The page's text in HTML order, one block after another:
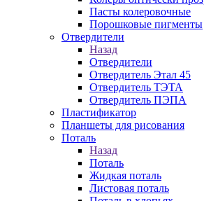
Пасты колеровочные
Порошковые пигменты
Отвердители
Назад
Отвердители
Отвердитель Этал 45
Отвердитель ТЭТА
Отвердитель ПЭПА
Пластификатор
Планшеты для рисования
Поталь
Назад
Поталь
Жидкая поталь
Листовая поталь